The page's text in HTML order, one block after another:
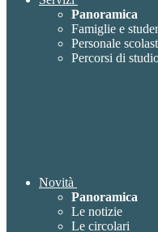
Panoramica
Famiglie e
Personale
Percorsi di
Novità
Panoramica
Le notizie
Le circolari